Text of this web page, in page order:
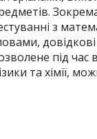
з
під
та хімії,